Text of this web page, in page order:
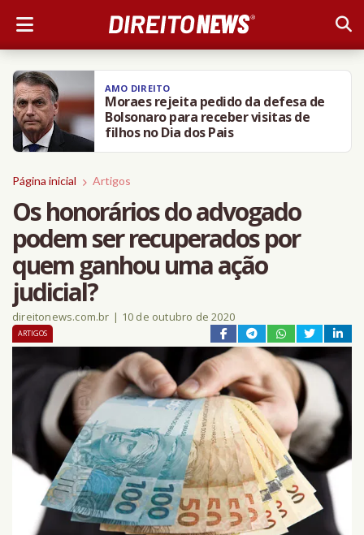
AMO DIREITO
Moraes rejeita pedido da defesa de
Bolsonaro para receber visitas de
filhos no Dia dos Pais
Página inicial Artigos
Os honorários do advogado
podem ser recuperados por
quem ganhou uma ação
judicial?
direitonews.com.br | 10 de outubro de 2020
ARTIGOS